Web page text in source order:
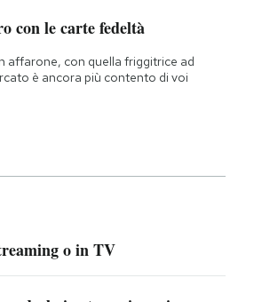
con le carte fedeltà
affarone, con quella friggitrice ad
è ancora più contento di voi
o in TV